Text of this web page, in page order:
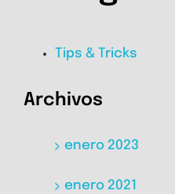
Tips & Tricks
Archivos
enero 2023
enero 2021